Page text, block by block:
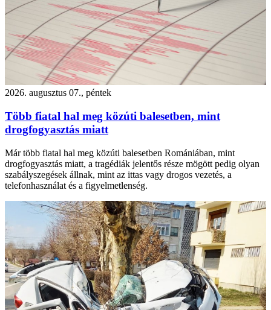
2026. augusztus 07., péntek
Több fiatal hal meg közúti balesetben, mint
drogfogyasztás miatt
Már több fiatal hal meg közúti balesetben Romániában, mint
drogfogyasztás miatt, a tragédiák jelentős része mögött pedig olyan
szabályszegések állnak, mint az ittas vagy drogos vezetés, a
telefonhasználat és a figyelmetlenség.